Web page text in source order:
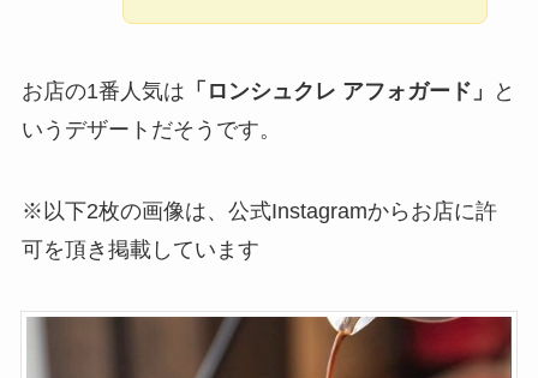
お店の1番人気は 「ロンシュクレ アフォガード」
と
いうデザートだそうです。
※以下2枚の画像は、公式Instagramからお店に許
可を頂き掲載しています